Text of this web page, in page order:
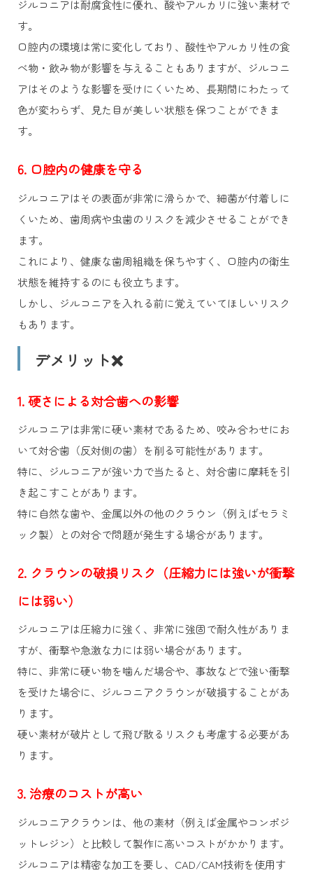
ジルコニアは耐腐食性に優れ、酸やアルカリに強い素材で
す。
口腔内の環境は常に変化しており、酸性やアルカリ性の食
べ物・飲み物が影響を与えることもありますが、ジルコニ
アはそのような影響を受けにくいため、長期間にわたって
色が変わらず、見た目が美しい状態を保つことができま
す。
6. 口腔内の健康を守る
ジルコニアはその表面が非常に滑らかで、細菌が付着しに
くいため、歯周病や虫歯のリスクを減少させることができ
ます。
これにより、健康な歯周組織を保ちやすく、口腔内の衛生
状態を維持するのにも役立ちます。
しかし、ジルコニアを入れる前に覚えていてほしいリスク
もあります。
デメリット❌
1. 硬さによる対合歯への影響
ジルコニアは非常に硬い素材であるため、咬み合わせにお
いて対合歯（反対側の歯）を削る可能性があります。
特に、ジルコニアが強い力で当たると、対合歯に摩耗を引
き起こすことがあります。
特に自然な歯や、金属以外の他のクラウン（例えばセラミ
ック製）との対合で問題が発生する場合があります。
2. クラウンの破損リスク（圧縮力には強いが衝撃
には弱い）
ジルコニアは圧縮力に強く、非常に強固で耐久性がありま
すが、衝撃や急激な力には弱い場合があります。
特に、非常に硬い物を噛んだ場合や、事故などで強い衝撃
を受けた場合に、ジルコニアクラウンが破損することがあ
ります。
硬い素材が破片として飛び散るリスクも考慮する必要があ
ります。
3. 治療のコストが高い
ジルコニアクラウンは、他の素材（例えば金属やコンポジ
ットレジン）と比較して製作に高いコストがかかります。
ジルコニアは精密な加工を要し、CAD/CAM技術を使用す